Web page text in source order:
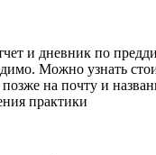
и дневник по
Можно узнать
на почту и
практики